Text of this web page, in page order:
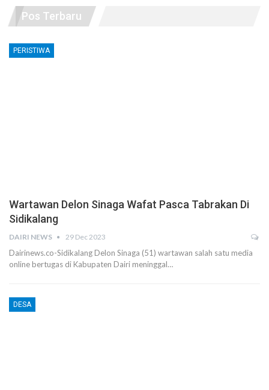
Pos Terbaru
PERISTIWA
Wartawan Delon Sinaga Wafat Pasca Tabrakan Di
Sidikalang
DAIRI NEWS 29 Dec 2023
Dairinews.co-Sidikalang Delon Sinaga (51) wartawan salah satu media
online bertugas di Kabupaten Dairi meninggal…
DESA